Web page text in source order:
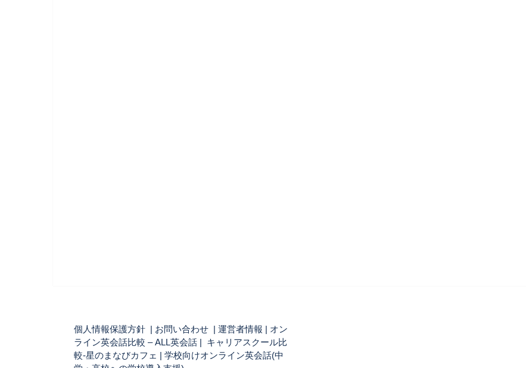
個人情報保護方針 お問い合わせ 運営者情報
オン
ライン英会話比較 – ALL英会話 | キャリアスクール比
較-星のまなびカフェ | 学校向けオンライン英会話(中